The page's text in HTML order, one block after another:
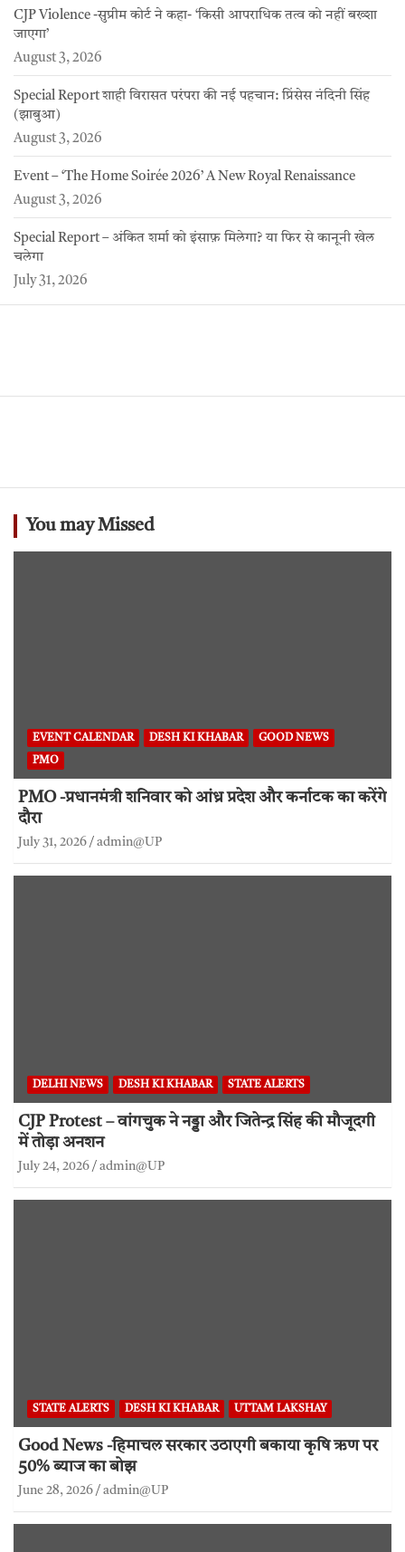
CJP Violence -सुप्रीम कोर्ट ने कहा- ‘किसी आपराधिक तत्व को नहीं बख्शा
जाएगा’
August 3, 2026
Special Report शाही विरासत परंपरा की नई पहचान: प्रिंसेस नंदिनी सिंह
(झाबुआ)
August 3, 2026
Event – ‘The Home Soirée 2026’ A New Royal Renaissance
August 3, 2026
Special Report – अंकित शर्मा को इंसाफ़ मिलेगा? या फिर से कानूनी खेल
चलेगा
July 31, 2026
You may Missed
EVENT CALENDAR DESH KI KHABAR GOOD NEWS
PMO
PMO -प्रधानमंत्री शनिवार को आंध्र प्रदेश और कर्नाटक का करेंगे
दौरा
July 31, 2026 admin@UP
DELHI NEWS DESH KI KHABAR STATE ALERTS
CJP Protest – वांगचुक ने नड्डा और जितेन्द्र सिंह की मौजूदगी
में तोड़ा अनशन
July 24, 2026 admin@UP
STATE ALERTS DESH KI KHABAR UTTAM LAKSHAY
Good News -हिमाचल सरकार उठाएगी बकाया कृषि ऋण पर
50% ब्याज का बोझ
June 28, 2026 admin@UP